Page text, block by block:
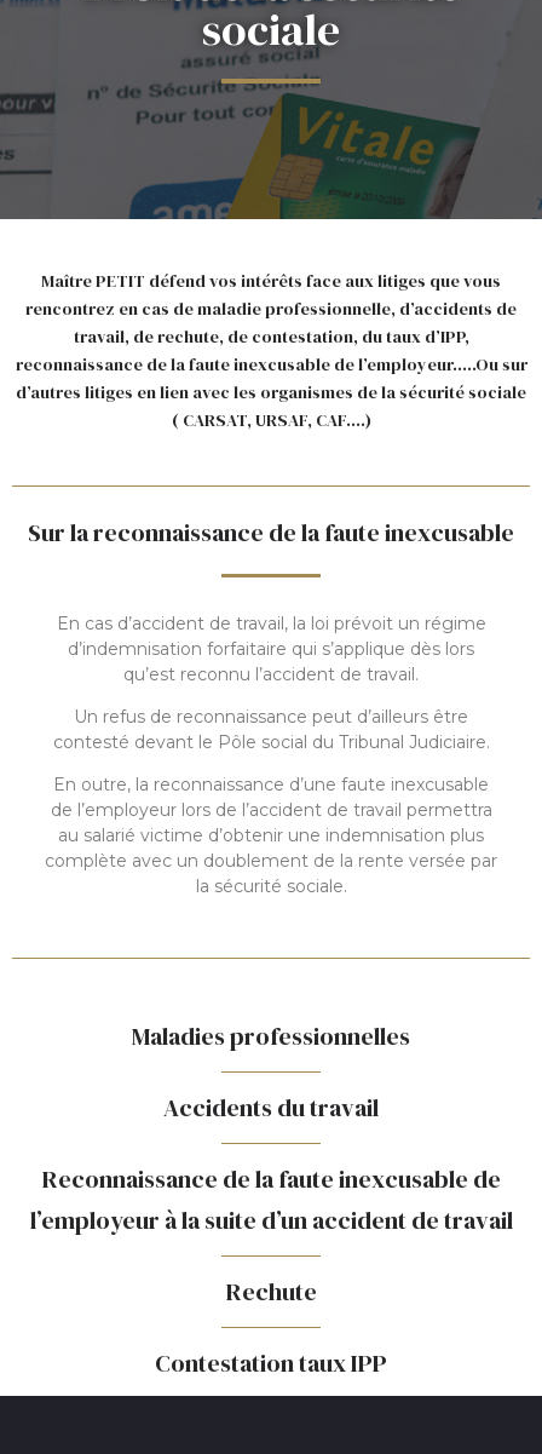
sociale
Maître PETIT défend vos intérêts face aux litiges que vous
rencontrez en cas de maladie professionnelle, d’accidents de
travail, de rechute, de contestation, du taux d’IPP,
reconnaissance de la faute inexcusable de l’employeur…..Ou sur
d’autres litiges en lien avec les organismes de la sécurité sociale
( CARSAT, URSAF, CAF….)
Sur la reconnaissance de la faute inexcusable
En cas d’accident de travail, la loi prévoit un régime
d’indemnisation forfaitaire qui s’applique dès lors
qu’est reconnu l’accident de travail.
Un refus de reconnaissance peut d’ailleurs être
contesté devant le Pôle social du Tribunal Judiciaire.
En outre, la reconnaissance d’une faute inexcusable
de l’employeur lors de l’accident de travail permettra
au salarié victime d’obtenir une indemnisation plus
complète avec un doublement de la rente versée par
la sécurité sociale.
Maladies professionnelles
Accidents du travail
Reconnaissance de la faute inexcusable de
l’employeur à la suite d’un accident de travail
Rechute
Contestation taux IPP